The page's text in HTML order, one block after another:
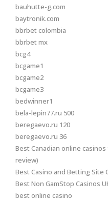
bauhutte-g.com
baytronik.com
bbrbet colombia
bbrbet mx
bcg4
bcgame1
bcgame2
bcgame3
bedwinner1
bela-lepin77.ru 500
beregaevo.ru 120
beregaevo.ru 36
Best Canadian online
review)
Best Casino and Betting Site
Best Non GamStop Casinos
best online casino